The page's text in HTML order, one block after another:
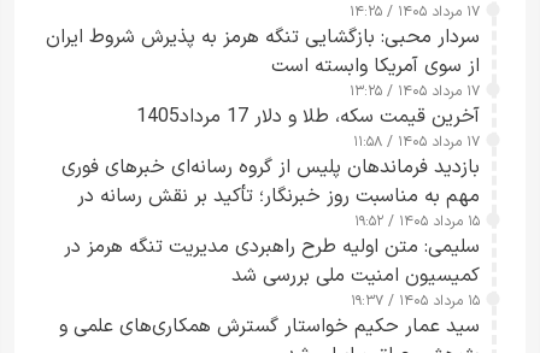
۱۷ مرداد ۱۴۰۵ / ۱۴:۲۵
سردار محبی: بازگشایی تنگه هرمز به پذیرش شروط ایران
از سوی آمریکا وابسته است
۱۷ مرداد ۱۴۰۵ / ۱۳:۲۵
آخرین قیمت سکه، طلا و دلار 17 مرداد1405
۱۷ مرداد ۱۴۰۵ / ۱۱:۵۸
بازدید فرماندهان پلیس از گروه رسانه‌ای خبرهای فوری
مهم به مناسبت روز خبرنگار؛ تأکید بر نقش رسانه در
تقویت امنیت و اعتماد عمومی
۱۵ مرداد ۱۴۰۵ / ۱۹:۵۲
سلیمی: متن اولیه طرح راهبردی مدیریت تنگه هرمز در
کمیسیون امنیت ملی بررسی شد
۱۵ مرداد ۱۴۰۵ / ۱۹:۳۷
سید عمار حکیم خواستار گسترش همکاری‌های علمی و